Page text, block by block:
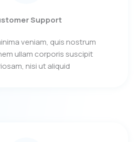
Support
veniam, quis nostrum
ullam corporis suscipit
nisi ut aliquid